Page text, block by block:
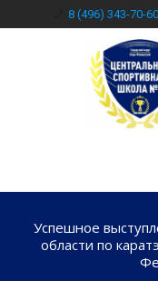
8 (496) 343-70-60
Успешное
области по